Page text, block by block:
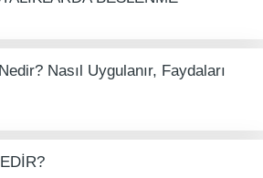
Nasıl Uygulanır, Faydaları